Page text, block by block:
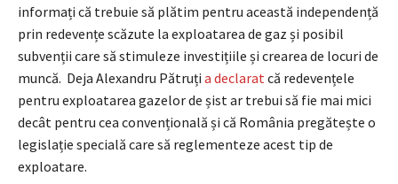
informați că trebuie să plătim pentru această independență
prin redevențe scăzute la exploatarea de gaz și posibil
subvenții care să stimuleze investițiile și crearea de locuri de
muncă. Deja Alexandru Pătruți a declarat că redevențele
pentru exploatarea gazelor de șist ar trebui să fie mai mici
decât pentru cea convențională și că România pregătește o
legislație specială care să reglementeze acest tip de
exploatare.